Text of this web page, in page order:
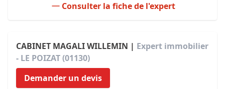
Consulter la fiche de l'expert
CABINET MAGALI WILLEMIN | Expert immobilier
- LE POIZAT (01130)
Demander un devis